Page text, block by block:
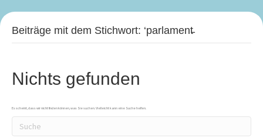
Beiträge mit dem Stichwort: ‘parlament̵
Nichts gefunden
Es scheint, dass wir nicht finden können, was Sie suchen. Vielleicht kann eine Suche helfen.